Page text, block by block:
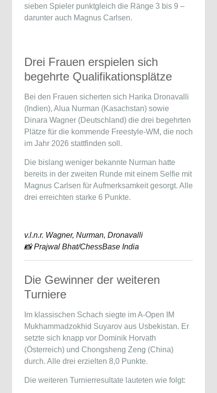
sieben Spieler punktgleich die Ränge 3 bis 9 –
darunter auch Magnus Carlsen.
Drei Frauen erspielen sich
begehrte Qualifikationsplätze
Bei den Frauen sicherten sich Harika Dronavalli
(Indien), Alua Nurman (Kasachstan) sowie
Dinara Wagner (Deutschland) die drei begehrten
Plätze für die kommende Freestyle-WM, die noch
im Jahr 2026 stattfinden soll.
Die bislang weniger bekannte Nurman hatte
bereits in der zweiten Runde mit einem Selfie mit
Magnus Carlsen für Aufmerksamkeit gesorgt. Alle
drei erreichten starke 6 Punkte.
v.l.n.r. Wagner, Nurman, Dronavalli
📸 Prajwal Bhat/ChessBase India
Die Gewinner der weiteren
Turniere
Im klassischen Schach siegte im A-Open IM
Mukhammadzokhid Suyarov aus Usbekistan. Er
setzte sich knapp vor Dominik Horvath
(Österreich) und Chongsheng Zeng (China)
durch. Alle drei erzielten 8,0 Punkte.
Die weiteren Turnierresultate lauteten wie folgt: